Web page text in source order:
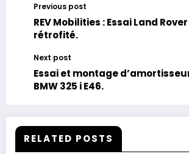
Previous post
REV Mobilities : Essai Land
rétrofité.
Next post
Essai et montage
BMW 325 i E46.
RELATED POSTS